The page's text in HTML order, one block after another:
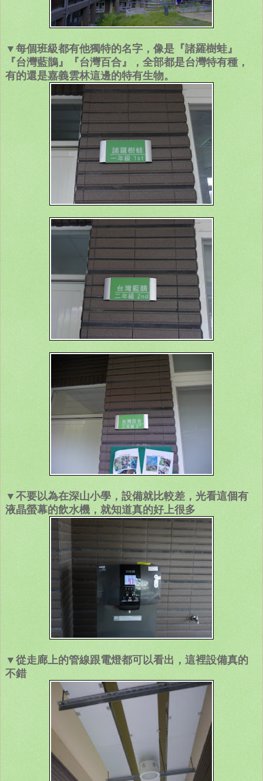
▼每個班級都有他獨特的名字，像是『諸羅樹蛙』
『台灣藍鵲』『台灣百合』，全部都是台灣特有種，
有的還是嘉義雲林這邊的特有生物。
▼不要以為在深山小學，設備就比較差，光看這個有
液晶螢幕的飲水機，就知道真的好上很多
▼從走廊上的管線跟電燈都可以看出，這裡設備真的
不錯